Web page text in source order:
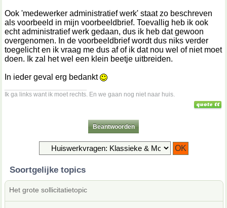
Ook 'medewerker administratief werk' staat zo beschreven
als voorbeeld in mijn voorbeeldbrief. Toevallig heb ik ook
echt administratief werk gedaan, dus ik heb dat gewoon
overgenomen. In de voorbeeldbrief wordt dus niks verder
toegelicht en ik vraag me dus af of ik dat nou wel of niet moet
doen. Ik zal het wel een klein beetje uitbreiden.
In ieder geval erg bedankt
Ik ga links want ik moet rechts. En we gaan nog niet naar huis.
Beantwoorden
Soortgelijke topics
Het grote sollicitatietopic